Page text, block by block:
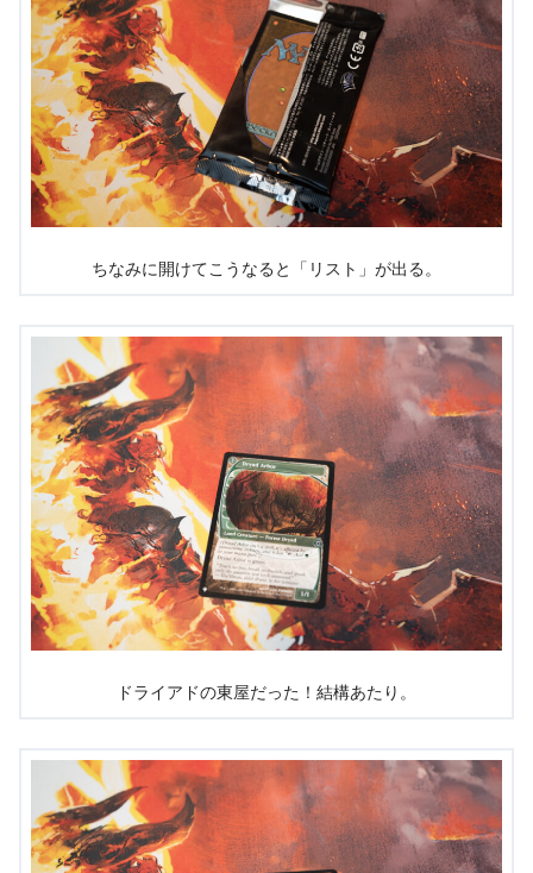
ちなみに開けてこうなると「リスト」が出る。
ドライアドの東屋だった！結構あたり。